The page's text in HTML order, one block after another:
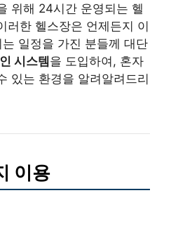
위해 24시간 운영되는 헬
러한 헬스장은 언제든지 이
일정을 가진 분들께 대단
시스템을 도입하여, 혼자
있는 환경을 알려알려드리
이용